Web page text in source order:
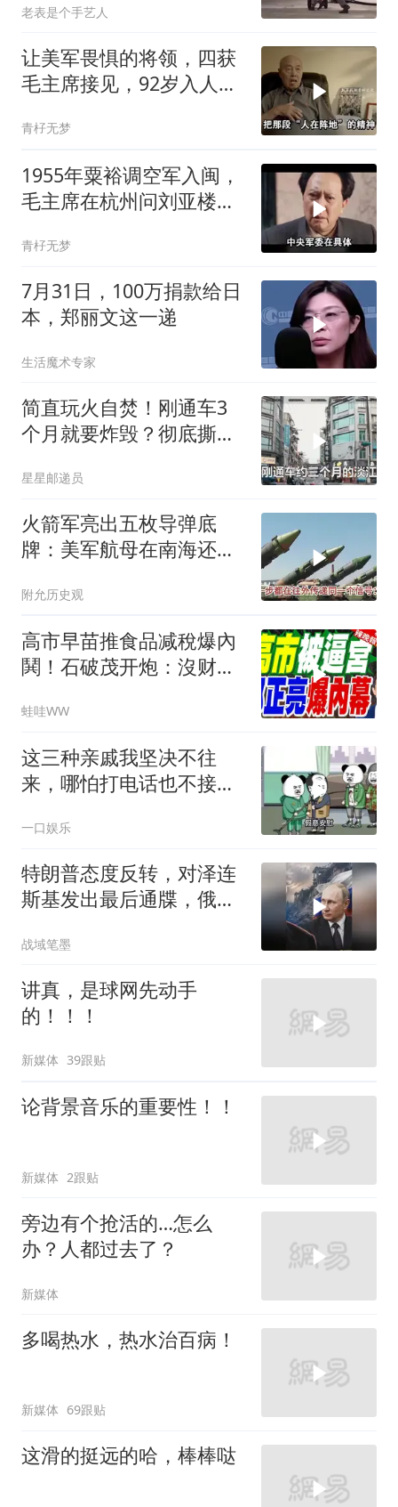
老表是个手艺人
让美军畏惧的将领，四获
毛主席接见，92岁入人民
青杍无梦
1955年粟裕调空军入闽，
毛主席在杭州问刘亚楼：
青杍无梦
7月31日，100万捐款给日
本，郑丽文这一递
生活魔术专家
简直玩火自焚！刚通车3
个月就要炸毁？彻底撕下
星星邮递员
火箭军亮出五枚导弹底
牌：美军航母在南海还有
附允历史观
高市早苗推食品减稅爆內
鬨！石破茂开炮：沒财源
民.孙大千｜辣晚报
20260804
蛙哇WW
这三种亲戚我坚决不往
来，哪怕打电话也不接，
一口娱乐
特朗普态度反转，对泽连
斯基发出最后通牒，俄乌
战域笔墨
讲真，是球网先动手
的！！！
新媒体 39跟贴
论背景音乐的重要性！！
新媒体 2跟贴
旁边有个抢活的…怎么
办？人都过去了？
新媒体
多喝热水，热水治百病！
新媒体 69跟贴
这滑的挺远的哈，棒棒哒